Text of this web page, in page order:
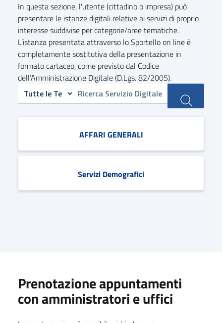
In questa sezione, l'utente (cittadino o impresa) può
presentare le istanze digitali relative ai servizi di proprio
interesse suddivise per categorie/aree tematiche.
L’istanza presentata attraverso lo Sportello on line è
completamente sostitutiva della presentazione in
formato cartaceo, come previsto dal Codice
dell’Amministrazione Digitale (D.Lgs. 82/2005).
AFFARI GENERALI
Servizi Demografici
Prenotazione appuntamenti
con amministratori e uffici